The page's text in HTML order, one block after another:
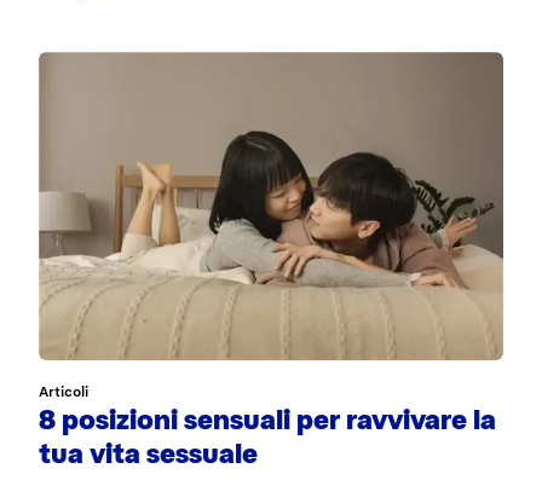
Articoli
8 posizioni sensuali per ravvivare la
tua vita sessuale